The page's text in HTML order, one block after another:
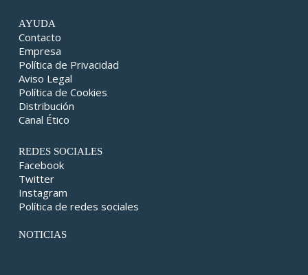
AYUDA
Contacto
Empresa
Política de Privacidad
Aviso Legal
Política de Cookies
Distribución
Canal Ético
REDES SOCIALES
Facebook
Twitter
Instagram
Política de redes sociales
NOTICIAS